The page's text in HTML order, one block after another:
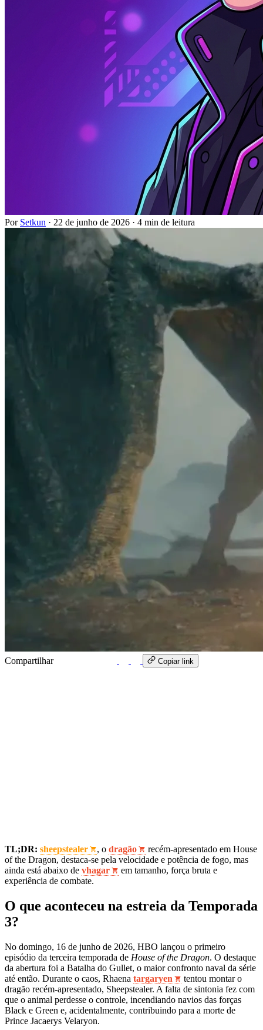
Por Setkun · 22 de junho de 2026 · 4 min de leitura
Compartilhar Copiar link
TL;DR: sheepstealer , o dragão
recém‑apresentado em House
of the Dragon, destaca‑se pela velocidade e potência de fogo, mas
ainda está abaixo de vhagar
em tamanho, força bruta e
experiência de combate.
O que aconteceu na estreia da Temporada
3?
No domingo, 16 de junho de 2026, HBO lançou o primeiro
episódio da terceira temporada de House of the Dragon. O destaque
da abertura foi a Batalha do Gullet, o maior confronto naval da série
até então. Durante o caos, Rhaena targaryen
tentou montar o
dragão recém‑apresentado, Sheepstealer. A falta de sintonia fez com
que o animal perdesse o controle, incendiando navios das forças
Black e Green e, acidentalmente, contribuindo para a morte de
Prince Jacaerys Velaryon.